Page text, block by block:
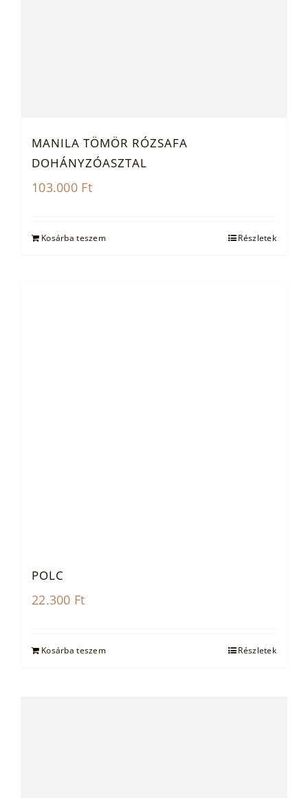
MANILA TÖMÖR RÓZSAFA
DOHÁNYZÓASZTAL
103.000 Ft
Kosárba teszem Részletek
POLC
22.300 Ft
Kosárba teszem Részletek